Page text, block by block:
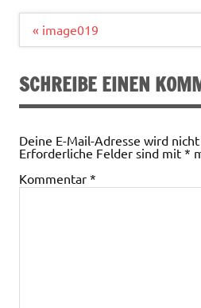
Beitragsnavigation
« image019
SCHREIBE EINEN
Deine E-Mail-Adresse wird
Erforderliche Felder sind mit *
Kommentar *